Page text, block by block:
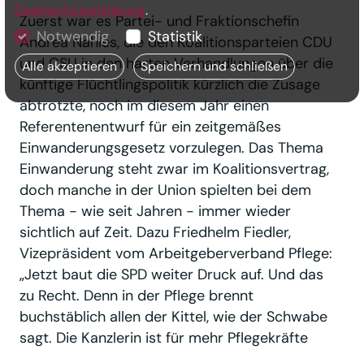
Zuerst war es Partei- und Fraktionschefin
Andrea Nahles, die den Koalitionsparteien CDU
und CSU in den harten Verhandlungen über die
künftige Flüchtlingspolitik kürzlich die Zusage
abtrotzte, noch im diesem Jahr einen
Referentenentwurf für ein zeitgemäßes
Einwanderungsgesetz vorzulegen. Das Thema
Einwanderung steht zwar im Koalitionsvertrag,
doch manche in der Union spielten bei dem
Thema - wie seit Jahren - immer wieder
sichtlich auf Zeit. Dazu Friedhelm Fiedler,
Vizepräsident vom Arbeitgeberverband Pflege:
„Jetzt baut die SPD weiter Druck auf. Und das
zu Recht. Denn in der Pflege brennt
buchstäblich allen der Kittel, wie der Schwabe
sagt. Die Kanzlerin ist für mehr Pflegekräfte
Datenschutzerklärung.
Notwendig Statistik
Alle akzeptieren Speichern und schließen